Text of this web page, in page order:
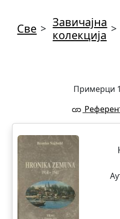
Све > Завичајна
колекција >
Примерци